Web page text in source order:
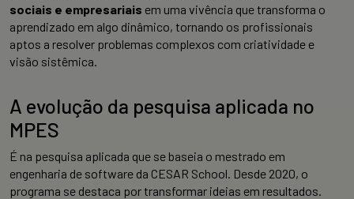
sociais e empresariais em uma vivência que transforma o
aprendizado em algo dinâmico, tornando os profissionais
aptos a resolver problemas complexos com criatividade e
visão sistêmica.
A evolução da pesquisa aplicada no
MPES
É na pesquisa aplicada que se baseia o mestrado em
engenharia de software da CESAR School. Desde 2020, o
programa se destaca por transformar ideias em resultados.